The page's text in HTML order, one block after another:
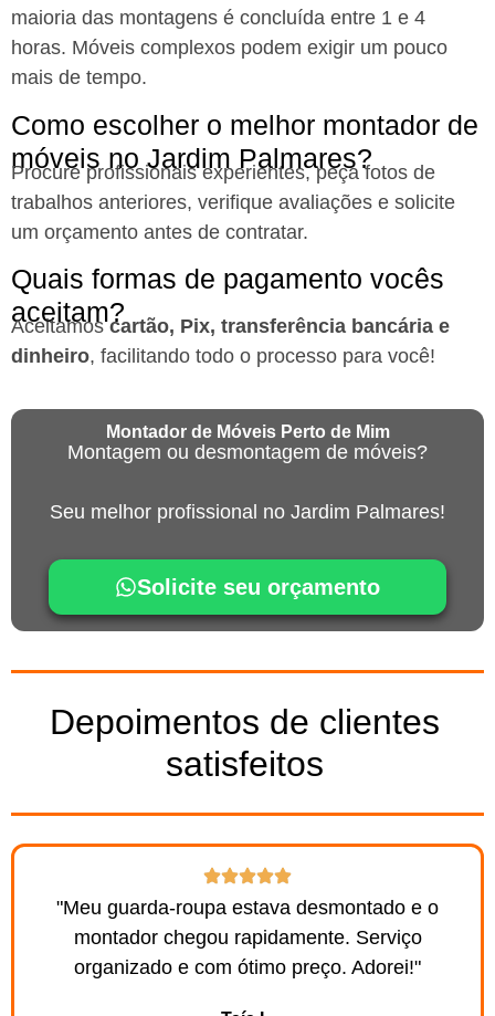
maioria das montagens é concluída entre 1 e 4
horas. Móveis complexos podem exigir um pouco
mais de tempo.
Como escolher o melhor montador de
móveis no Jardim Palmares?
Procure profissionais experientes, peça fotos de
trabalhos anteriores, verifique avaliações e solicite
um orçamento antes de contratar.
Quais formas de pagamento vocês
aceitam?
Aceitamoscartão, Pix, transferência bancária e
dinheiro, facilitando todo o processo para você!
Montador de Móveis Perto de Mim
Montagem ou desmontagem de móveis?
Seu melhor profissional no Jardim Palmares!
Solicite seu orçamento
Depoimentos de clientes
satisfeitos
"Meu guarda-roupa estava desmontado e o
montador chegou rapidamente. Serviço
organizado e com ótimo preço. Adorei!"